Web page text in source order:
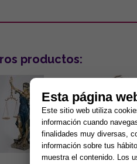
productos:
Esta página
Este sitio web utiliza
información cuando
finalidades muy diversas,
información sobre tus
muestra el contenido. Los